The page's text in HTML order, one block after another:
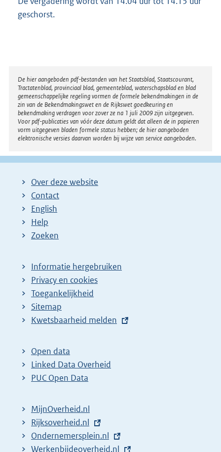
geschorst.
Disclaimer
De hier aangeboden pdf-bestanden van het Staatsblad, Staatscourant,
Tractatenblad, provinciaal blad, gemeenteblad, waterschapsblad en blad
gemeenschappelijke regeling vormen de formele bekendmakingen in de
zin van de Bekendmakingswet en de Rijkswet goedkeuring en
bekendmaking verdragen voor zover ze na 1 juli 2009 zijn uitgegeven.
Voor pdf-publicaties van vóór deze datum geldt dat alleen de in papieren
vorm uitgegeven bladen formele status hebben; de hier aangeboden
elektronische versies daarvan worden bij wijze van service aangeboden.
Over deze website
Contact
English
Help
Zoeken
Informatie hergebruiken
Privacy en cookies
Toegankelijkheid
Sitemap
E
t
e
r
l
i
n
Kwetsbaarheid melden
Open data
Linked Data Overheid
PUC Open Data
MijnOverheid.nl
E
x
t
Rijksoverheid.nl
E
x
Ondernemersplein.nl
E
Werkenbijdeoverheid.nl